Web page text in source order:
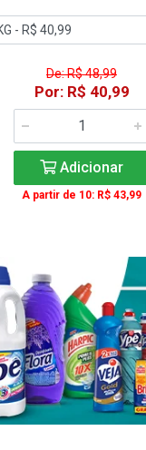
De: R$ 48,99
Por: R$ 40,99
Adicionar
A partir de 10: R$ 43,99